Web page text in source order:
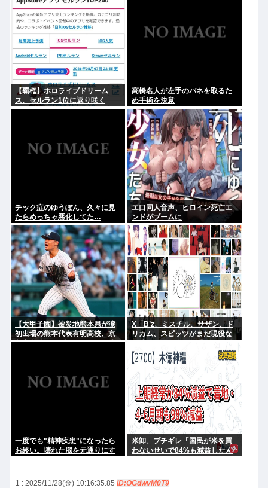
【覇権】ホロライブドリーム
ス、セルラン1位に返り咲く
WIWIWIWIWIWIWIWIWIWIWIWI
高橋名人が左手のバネを取るた
め手術を決意
チック症のゆうぽん、久々に見
たらめっちゃ悪化してた…
エ口同人音声、ヒロイン死亡エ
ンドがブームに
【大甲子園】被災地熊本県が涙
初出場の熊本代表有明高校、京
都立命館に9回裏2アウトから逆
X「B’z、ミスチル、サザン、ド
リカム、スピッツがまだ現役な
にやれてるだろうか？」
一度でも"精神疾患"になったら
お終い。壊れた脳を元通りにす
米卸、ブチギレ「国民が米を買
わないせいで84%も減益したん
1 : 2025/11/28(金) 10:16:35.85 ID:OGdwvM0T9